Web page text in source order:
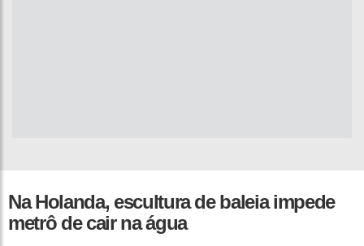
Na Holanda, escultura de baleia impede
metrô de cair na água